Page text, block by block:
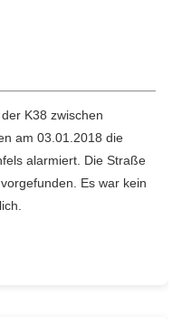
K38 zwischen
am 03.01.2018 die
alarmiert. Die Straße
Es war kein